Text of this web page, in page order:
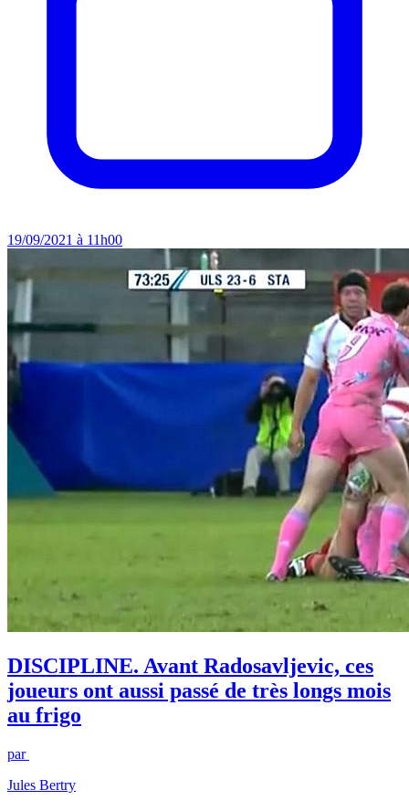
19/09/2021 à 11h00
DISCIPLINE. Avant Radosavljevic, ces
joueurs ont aussi passé de très longs mois
au frigo
par
Jules Bertry